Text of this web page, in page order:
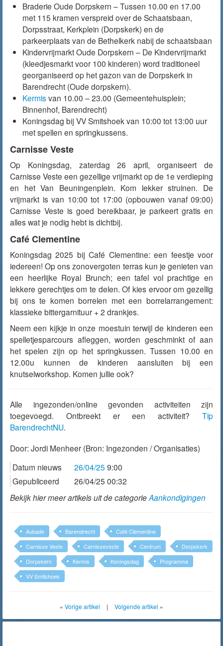
Braderie Oude Dorpskern – Tussen 10.00 en 17.00
met 115 kramen verspreid over de Schaatsbaan,
Dorpsstraat, Kerkplein (Dorpskerk) en de
parkeerplaats van de Bethelkerk nabij de schaatsbaan
Kindervrijmarkt Oude Dorpskern – De Kindervrijmarkt
(kleedjesmarkt voor 100 kinderen) word traditioneel
georganiseerd op het gazon van de Dorpskerk in
Barendrecht (Oude dorpskern).
Kermisvan 10.00 – 23.00 (Gemeentehuisplein;
Binnenhof, Barendrecht)
Koningsdag bij VV Smitshoek van 10:00 tot 13:00 uur
met spellen en springkussens.
Carnisse Veste
Op Koningsdag, zaterdag 26 april, organiseert de
Carnisse Veste een gezellige vrijmarkt op de 1e verdieping
en het Van Beuningenplein. Kom lekker struinen. De
vrijmarkt is van 10:00 tot 17:00 (opbouwen vanaf 09:00)
Carnisse Veste is goed bereikbaar, je parkeert gratis en
alles wat je nodig hebt is dichtbij.
Café Clementine
Koningsdag 2025 bij Café Clementine: een feestje voor
iedereen! Op ons zonovergoten terras kun je genieten van
een heerlijke Royal Brunch; een tafel vol prachtige en
lekkere gerechtjes om te delen. Of kies ervoor om gezellig
bij ons te komen borrelen met een borrelarrangement:
klassieke bittergarnituur + 2 drankjes.
Neem een kijkje in onze moestuin terwijl de kinderen een
spelletjesparcours afleggen, worden geschminkt of aan
het spelen zijn op het springkussen. Tussen 10.00 en
12.00u kunnen de kinderen aansluiten bij een
knutselworkshop. Komen jullie ook?
Alle ingezonden/online gevonden activiteiten zijn
toegevoegd. Ontbreekt er een activiteit? Tip
BarendrechtNU.
Door: Jordi Menheer (Bron: Ingezonden / Organisaties)
Datum nieuws
26/04/25 9:00
Gepubliceerd
26/04/25 00:32
Bekijk hier meer artikels uit de categorieAankondigingen
Aubade Barendrecht
Café Clementine
Carnisse Veste
Carnisseveste Centrum
Dorpskerk
Dorpskern
Kermis Koningsdag
Programma
VV Smitshoek
« Vorige artikel | Volgende artikel »